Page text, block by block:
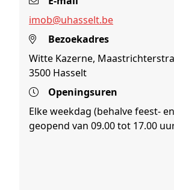
imob@uhasselt.be
Bezoekadres
Witte Kazerne,
3500 Hasselt
Openingsuren
Elke weekdag (behalve feest-
geopend van 09.00 tot 17.00